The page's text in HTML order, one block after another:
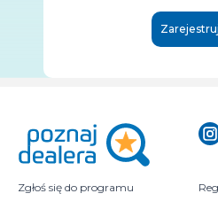
Zgłoś się do programu